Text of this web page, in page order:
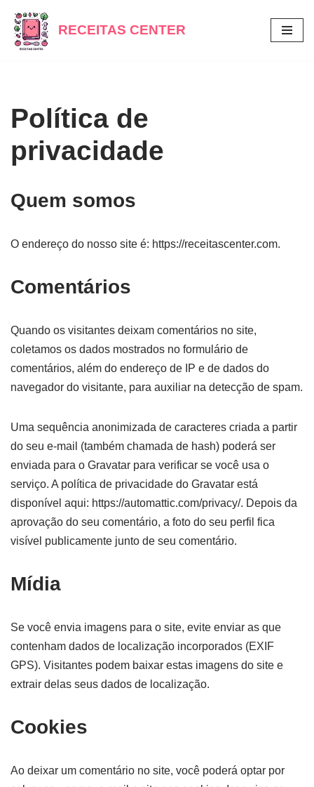
Pular
RECEITAS CENTER
Política de
privacidade
Quem somos
O endereço do nosso site é: https://receitascenter.com.
Comentários
Quando os visitantes deixam comentários no site,
coletamos os dados mostrados no formulário de
comentários, além do endereço de IP e de dados do
navegador do visitante, para auxiliar na detecção de spam.
Uma sequência anonimizada de caracteres criada a partir
do seu e-mail (também chamada de hash) poderá ser
enviada para o Gravatar para verificar se você usa o
serviço. A política de privacidade do Gravatar está
disponível aqui: https://automattic.com/privacy/. Depois da
aprovação do seu comentário, a foto do seu perfil fica
visível publicamente junto de seu comentário.
Mídia
Se você envia imagens para o site, evite enviar as que
contenham dados de localização incorporados (EXIF
GPS). Visitantes podem baixar estas imagens do site e
extrair delas seus dados de localização.
Cookies
Ao deixar um comentário no site, você poderá optar por